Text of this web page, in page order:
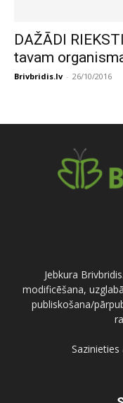
DAŽĀDI
tavam
Brivbridis.lv - 26/10/2016
Jebkura
modificēšana,
publiskošana/